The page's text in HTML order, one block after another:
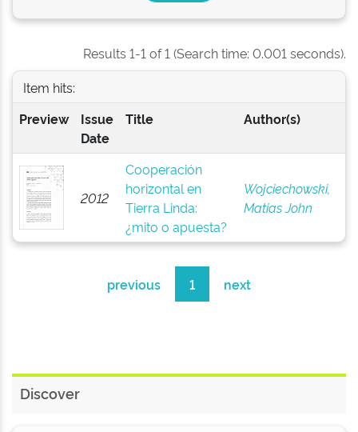
Results 1-1 of 1 (Search time: 0.001 seconds).
Item hits:
Preview
Issue
Date
Title Author(s)
2012
Cooperación
horizontal en
Tierra Linda:
¿mito o apuesta?
Wojciechowski,
Matias John
previous 1 next
Discover